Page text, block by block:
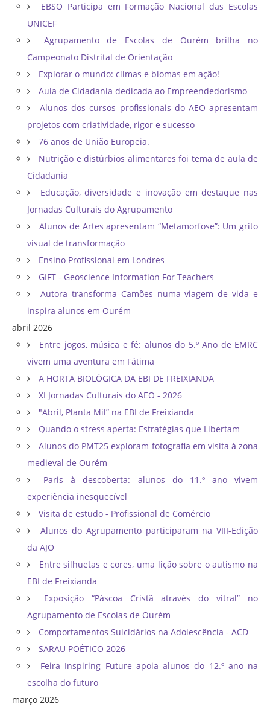
EBSO Participa em Formação Nacional das Escolas
UNICEF
Agrupamento de Escolas de Ourém brilha no
Campeonato Distrital de Orientação ​
Explorar o mundo: climas e biomas em ação!
Aula de Cidadania dedicada ao Empreendedorismo
Alunos dos cursos profissionais do AEO apresentam
projetos com criatividade, rigor e sucesso
76 anos de União Europeia.
Nutrição e distúrbios alimentares foi tema de aula de
Cidadania
Educação, diversidade e inovação em destaque nas
Jornadas Culturais do Agrupamento
Alunos de Artes apresentam “Metamorfose”: Um grito
visual de transformação
Ensino Profissional em Londres
GIFT - Geoscience Information For Teachers
Autora transforma Camões numa viagem de vida e
inspira alunos em Ourém
abril 2026
Entre jogos, música e fé: alunos do 5.º Ano de EMRC
vivem uma aventura em Fátima
A HORTA BIOLÓGICA DA EBI DE FREIXIANDA
XI Jornadas Culturais do AEO - 2026
"Abril, Planta Mil” na EBI de Freixianda
Quando o stress aperta: Estratégias que Libertam
Alunos do PMT25 exploram fotografia em visita à zona
medieval de Ourém
Paris à descoberta: alunos do 11.º ano vivem
experiência inesquecível
Visita de estudo - Profissional de Comércio
Alunos do Agrupamento participaram na VIII-Edição
da AJO
Entre silhuetas e cores, uma lição sobre o autismo na
EBI de Freixianda
Exposição “Páscoa Cristã através do vitral” no
Agrupamento de Escolas de Ourém
Comportamentos Suicidários na Adolescência - ACD
SARAU POÉTICO 2026
Feira Inspiring Future apoia alunos do 12.º ano na
escolha do futuro
março 2026